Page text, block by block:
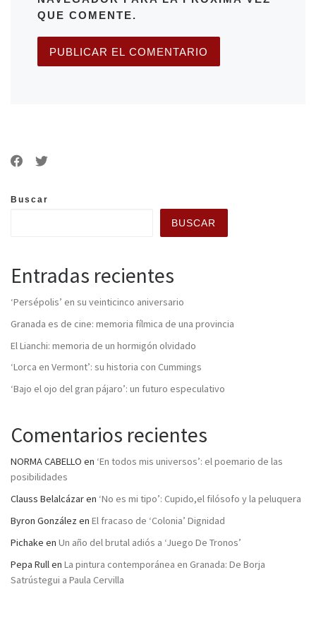
QUE COMENTE.
Buscar
BUSCAR
Entradas recientes
‘Persépolis’ en su veinticinco aniversario
Granada es de cine: memoria fílmica de una provincia
El Lianchi: memoria de un hormigón olvidado
‘Lorca en Vermont’: su historia con Cummings
‘Bajo el ojo del gran pájaro’: un futuro especulativo
Comentarios recientes
NORMA CABELLO en ‘En todos mis universos’: el poemario de las
posibilidades
Clauss Belalcázaren ‘No es mi tipo’: Cupido,el filósofo y la peluquera
Byron González en El fracaso de ‘Colonia’ Dignidad
Pichake en Un año del brutal adiós a ‘Juego De Tronos’
Pepa Rullen La pintura contemporánea en Granada: De Borja
Satrústegui a Paula Cervilla